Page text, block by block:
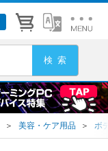
＞ 美容・ケア用品 ＞ ボ